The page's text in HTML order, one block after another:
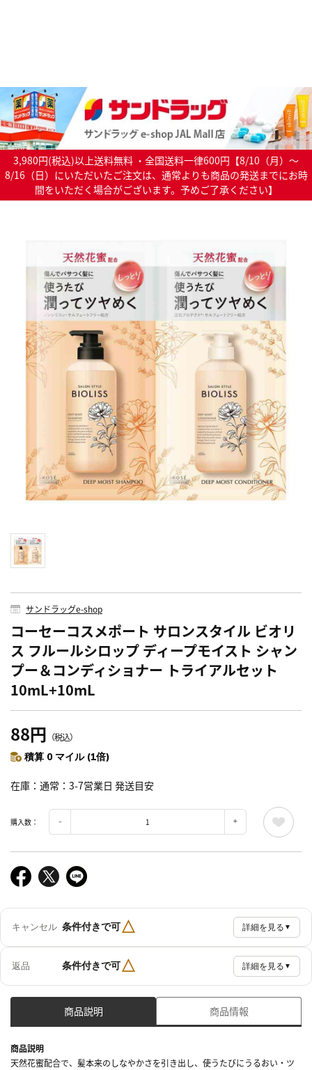
3,980円(税込)以上送料無料 ・全国送料一律600円【8/10（月）～
8/16（日）にいただいたご注文は、通常よりも商品の発送までにお時
間をいただく場合がございます。予めご了承ください】
サンドラッグe-shop
コーセーコスメポート サロンスタイル ビオリ
ス フルールシロップ ディープモイスト シャン
プー＆コンディショナー トライアルセット
10mL+10mL
88円 （税込）
積算 0 マイル (1倍)
在庫 通常：3-7営業日 発送目安
購入数：
キャンセル 条件付きで可△ 詳細を見る ▼
返品 条件付きで可△ 詳細を見る ▼
商品説明 商品情報
商品説明
天然花蜜配合で、髪本来のしなやかさを引き出し、使うたびにうるおい・ツ